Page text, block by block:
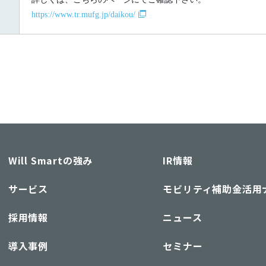
https://www.tr.mufg.jp/daikou/
Will Smartの強み
IR情報
サービス
モビリティ補助金活用
採用情報
ニュース
導入事例
セミナー